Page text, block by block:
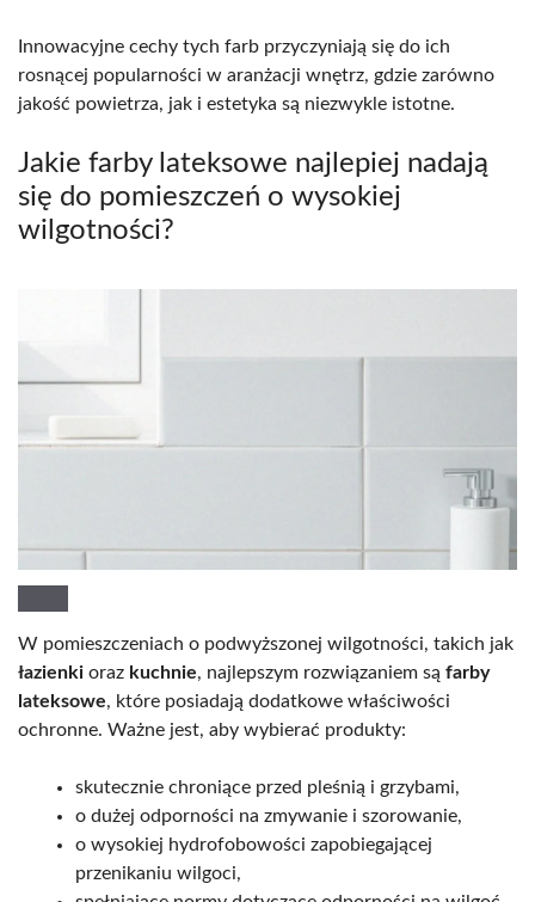
Innowacyjne cechy tych farb przyczyniają się do ich
rosnącej popularności w aranżacji wnętrz, gdzie zarówno
jakość powietrza, jak i estetyka są niezwykle istotne.
Jakie farby lateksowe najlepiej nadają
się do pomieszczeń o wysokiej
wilgotności?
W pomieszczeniach o podwyższonej wilgotności, takich jak
łazienki oraz kuchnie, najlepszym rozwiązaniem są farby
lateksowe, które posiadają dodatkowe właściwości
ochronne. Ważne jest, aby wybierać produkty:
skutecznie chroniące przed pleśnią i grzybami,
o dużej odporności na zmywanie i szorowanie,
o wysokiej hydrofobowości zapobiegającej
przenikaniu wilgoci,